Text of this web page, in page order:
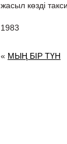
жасыл көзді
1983
« МЫҢ БІР ТҮН